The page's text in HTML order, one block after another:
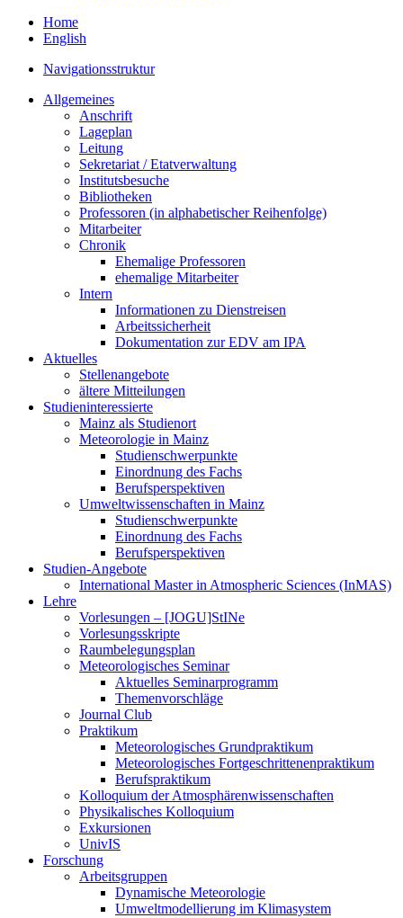
Home
English
Navigationsstruktur
Allgemeines
Anschrift
Lageplan
Leitung
Sekretariat / Etatverwaltung
Institutsbesuche
Bibliotheken
Professoren (in alphabetischer Reihenfolge)
Mitarbeiter
Chronik
Ehemalige Professoren
ehemalige Mitarbeiter
Intern
Informationen zu Dienstreisen
Arbeitssicherheit
Dokumentation zur EDV am IPA
Aktuelles
Stellenangebote
ältere Mitteilungen
Studieninteressierte
Mainz als Studienort
Meteorologie in Mainz
Studienschwerpunkte
Einordnung des Fachs
Berufsperspektiven
Umweltwissenschaften in Mainz
Studienschwerpunkte
Einordnung des Fachs
Berufsperspektiven
Studien-Angebote
International Master in Atmospheric Sciences (InMAS)
Lehre
Vorlesungen – [JOGU]StINe
Vorlesungsskripte
Raumbelegungsplan
Meteorologisches Seminar
Aktuelles Seminarprogramm
Themenvorschläge
Journal Club
Praktikum
Meteorologisches Grundpraktikum
Meteorologisches Fortgeschrittenenpraktikum
Berufspraktikum
Kolloquium der Atmosphärenwissenschaften
Physikalisches Kolloquium
Exkursionen
UnivIS
Forschung
Arbeitsgruppen
Dynamische Meteorologie
Umweltmodellierung im Klimasystem